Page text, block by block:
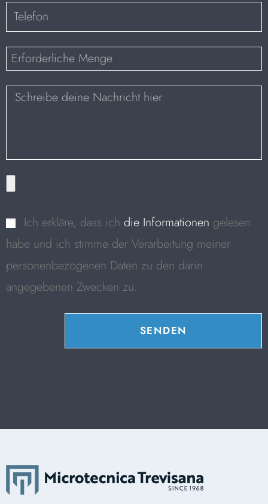
Ich erkläre, dass ich die Informationen gelesen
habe und ich stimme der Verarbeitung meiner
personenbezogenen Daten zu den darin
angegebenen Zwecken zu.
SENDEN